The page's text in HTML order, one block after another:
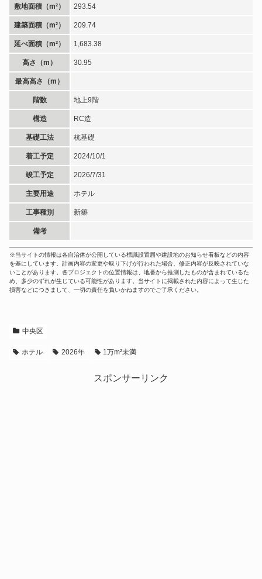
敷地面積（m²） 293.54
建築面積（m²） 209.74
延べ面積（m²） 1,683.38
高さ（m） 30.95
最高高さ（m）
階数 地上9階
構造 RC造
基礎工法 杭基礎
着工予定 2024/10/1
竣工予定 2026/7/31
主要用途 ホテル
工事種別 新築
備考
※当サイトの情報は各自治体が公開している標識設置届や建設地のお知らせ看板などの内容
を基にしています。計画内容の変更や取り下げが行われた場合、修正内容が反映されていな
いことがあります。各プロジェクトの位置情報は、地番から推測したものが含まれているた
め、多少のずれが生じている可能性があります。当サイトに掲載された内容によって生じた
損害などにつきまして、一切の責任を負いかねますのでご了承ください。
中央区
ホテル 2026年 1万m²未満
スポンサーリンク